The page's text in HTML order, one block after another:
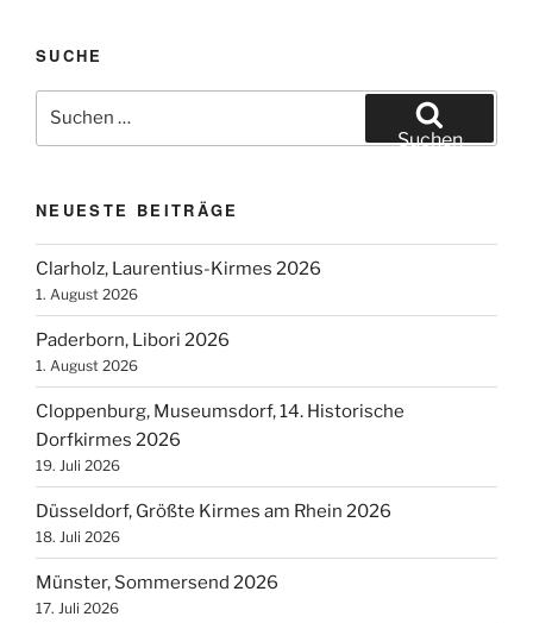
2022“
SUCHE
Suchen
nach:
Suchen
NEUESTE BEITRÄGE
Clarholz, Laurentius-Kirmes 2026
1. August 2026
Paderborn, Libori 2026
1. August 2026
Cloppenburg, Museumsdorf, 14. Historische
Dorfkirmes 2026
19. Juli 2026
Düsseldorf, Größte Kirmes am Rhein 2026
18. Juli 2026
Münster, Sommersend 2026
17. Juli 2026